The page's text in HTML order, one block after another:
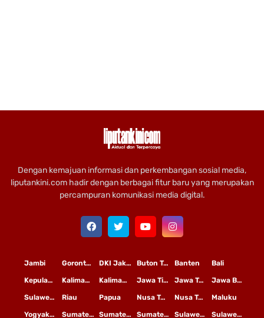
Dengan kemajuan informasi dan perkembangan sosial media,
liputankini.com hadir dengan berbagai fitur baru yang merupakan
percampuran komunikasi media digital.
Bali
Banten
Buton Tengah
DKI Jakarta
Gorontalo
Jambi
Jawa Barat
Jawa Tengah
Jawa Timur
Kalimantan Tengah
Kalimantan Timur
Kepulauan Riau
Maluku
Nusa Tenggara Barat
Nusa Tenggara Timur
Papua
Riau
Sulawesi Selatan
Sulawesi Tengah
Sulawesi Utara
Sumatera Barat
Sumatera Selatan
Sumatera Utara
Yogyakarta